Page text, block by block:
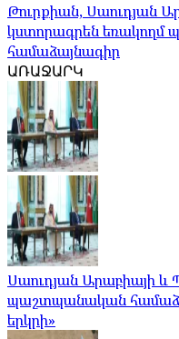
Թուրքիան, Սաուդյան
կստորագրեն
համաձայնագիր
ԱՌԱՋԱՐԿ
Սաուդյան Արաբիայի
պաշտպանական
երկրի»